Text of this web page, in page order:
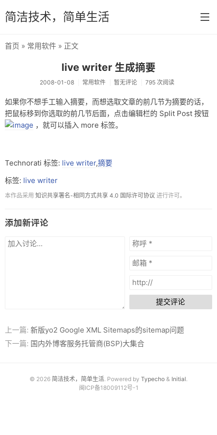
简洁技术，简单生活
分类
网络资源
常用软件
首页 » 常用软件 » 正文
live writer 生成摘要
2008-01-08 常用软件 暂无评论 795 次阅读
如果你不想手工输入摘要，而想选取文章的前几节为摘要的话，
把鼠标移到你选取的前几节后面，点击编辑栏的 Split Post 按钮
，就可以插入 more 标签。
Technorati 标签: live writer,摘要
标签: live writer
本作品采用 知识共享署名-相同方式共享 4.0 国际许可协议 进行许可。
添加新评论
提交评论
上一篇: 新版yo2 Google XML Sitemaps的sitemap问题
下一篇: 国内外博客服务托管商(BSP)大集合
© 2026 简洁技术，简单生活. Powered by Typecho & Initial.
闽ICP备18009112号-1